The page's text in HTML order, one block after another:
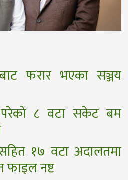
फरार भएका सञ्जय
८ वटा सकेट बम
१७ वटा अदालतमा
फाइल नष्ट